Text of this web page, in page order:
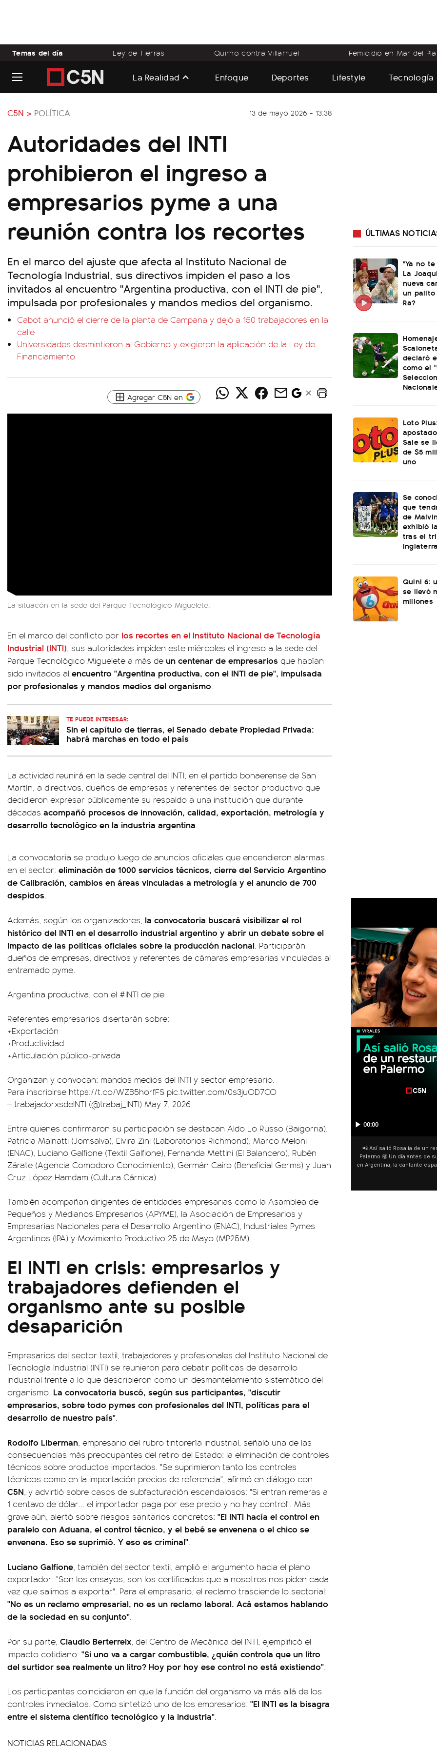
Temas del día Ley de Tierras Quirno contra Villarruel Femicidio en Mar del
La Realidad Enfoque Deportes Lifestyle Tecnología
C5N > POLÍTICA 13 de mayo 2026 - 13:38
Autoridades del INTI
prohibieron el ingreso a
empresarios pyme a una
reunión contra los recortes
En el marco del ajuste que afecta al Instituto Nacional de
Tecnología Industrial, sus directivos impiden el paso a los
invitados al encuentro "Argentina productiva, con el INTI de pie",
impulsada por profesionales y mandos medios del organismo.
Cabot anunció el cierre de la planta de Campana y dejó a 150 trabajadores en la
calle
Universidades desmintieron al Gobierno y exigieron la aplicación de la Ley de
Financiamiento
Agregar C5N en
La situacón en la sede del Parque Tecnológico Miguelete.
En el marco del conflicto por los recortes en el Instituto Nacional de Tecnología
Industrial (INTI), sus autoridades impiden este miércoles el ingreso a la sede del
Parque Tecnológico Miguelete a más de un centenar de empresarios que habían
sido invitados al encuentro "Argentina productiva, con el INTI de pie", impulsada
por profesionales y mandos medios del organismo.
TE PUEDE INTERESAR:
Sin el capítulo de tierras, el Senado debate Propiedad Privada:
habrá marchas en todo el país
La actividad reunirá en la sede central del INTI, en el partido bonaerense de San
Martín, a directivos, dueños de empresas y referentes del sector productivo que
decidieron expresar públicamente su respaldo a una institución que durante
décadas acompañó procesos de innovación, calidad, exportación, metrología y
desarrollo tecnológico en la industria argentina.
La convocatoria se produjo luego de anuncios oficiales que encendieron alarmas
en el sector: eliminación de 1000 servicios técnicos, cierre del Servicio Argentino
de Calibración, cambios en áreas vinculadas a metrología y el anuncio de 700
despidos.
Además, según los organizadores, la convocatoria buscará visibilizar el rol
histórico del INTI en el desarrollo industrial argentino y abrir un debate sobre el
impacto de las políticas oficiales sobre la producción nacional. Participarán
dueños de empresas, directivos y referentes de cámaras empresarias vinculadas al
entramado pyme.
Argentina productiva, con el #INTI de pie
Referentes empresarios disertarán sobre:
+Exportación
+Productividad
+Articulación público-privada
Organizan y convocan: mandos medios del INTI y sector empresario.
Para inscribirse https://t.co/WZB5horfFS pic.twitter.com/0s3juOD7CO
— trabajadorxsdeINTI (@trabaj_INTI) May 7, 2026
Entre quienes confirmaron su participación se destacan Aldo Lo Russo (Baigorria),
Patricia Malnatti (Jomsalva), Elvira Zini (Laboratorios Richmond), Marco Meloni
(ENAC), Luciano Galfione (Textil Galfione), Fernanda Mettini (El Balancero), Rubén
Zárate (Agencia Comodoro Conocimiento), Germán Cairo (Beneficial Germs) y Juan
Cruz López Hamdam (Cultura Cárnica).
También acompañan dirigentes de entidades empresarias como la Asamblea de
Pequeños y Medianos Empresarios (APYME), la Asociación de Empresarios y
Empresarias Nacionales para el Desarrollo Argentino (ENAC), Industriales Pymes
Argentinos (IPA) y Movimiento Productivo 25 de Mayo (MP25M).
El INTI en crisis: empresarios y
trabajadores defienden el
organismo ante su posible
desaparición
Empresarios del sector textil, trabajadores y profesionales del Instituto Nacional de
Tecnología Industrial (INTI) se reunieron para debatir políticas de desarrollo
industrial frente a lo que describieron como un desmantelamiento sistemático del
organismo. La convocatoria buscó, según sus participantes, "discutir
empresarios, sobre todo pymes con profesionales del INTI, políticas para el
desarrollo de nuestro país".
Rodolfo Liberman, empresario del rubro tintorería industrial, señaló una de las
consecuencias más preocupantes del retiro del Estado: la eliminación de controles
técnicos sobre productos importados. "Se suprimieron tanto los controles
técnicos como en la importación precios de referencia", afirmó en diálogo con
C5N, y advirtió sobre casos de subfacturación escandalosos: "Si entran remeras a
1 centavo de dólar... el importador paga por ese precio y no hay control". Más
grave aún, alertó sobre riesgos sanitarios concretos: "El INTI hacía el control en
paralelo con Aduana, el control técnico, y el bebé se envenena o el chico se
envenena. Eso se suprimió. Y eso es criminal".
Luciano Galfione, también del sector textil, amplió el argumento hacia el plano
exportador: "Son los ensayos, son los certificados que a nosotros nos piden cada
vez que salimos a exportar". Para el empresario, el reclamo trasciende lo sectorial:
"No es un reclamo empresarial, no es un reclamo laboral. Acá estamos hablando
de la sociedad en su conjunto".
Por su parte, Claudio Berterreix, del Centro de Mecánica del INTI, ejemplificó el
impacto cotidiano: "Si uno va a cargar combustible, ¿quién controla que un litro
del surtidor sea realmente un litro? Hoy por hoy ese control no está existiendo".
Los participantes coincidieron en que la función del organismo va más allá de los
controles inmediatos. Como sintetizó uno de los empresarios: "El INTI es la bisagra
entre el sistema científico tecnológico y la industria".
NOTICIAS RELACIONADAS
ÚLTIMAS
"Ya no
La
nueva
un palito
Ra?
declaró
como el
Loto
Sale se
de $5
uno
Se
que
de
exhibió
tras el
Inglaterra
Quini 6:
se llevó
millones
00:00
San Cayetano 📿: la fe
fieles ya esperan bajo la
día del patrono del pan y del
y pedir. 🎙️